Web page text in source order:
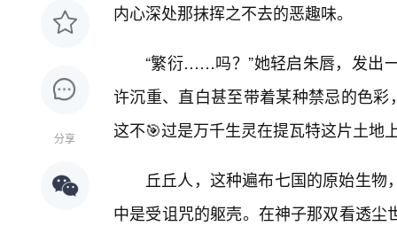
分享
内心深处那抹挥之不去的恶趣味。
“繁衍……吗？”她轻启朱唇，发出
许沉重、直白甚至带着某种禁忌的色
这不🎯过是万千生灵在提瓦特这片土地
丘丘人，这种遍布七国的原始生
中是受诅咒的躯壳。在神子那双看透